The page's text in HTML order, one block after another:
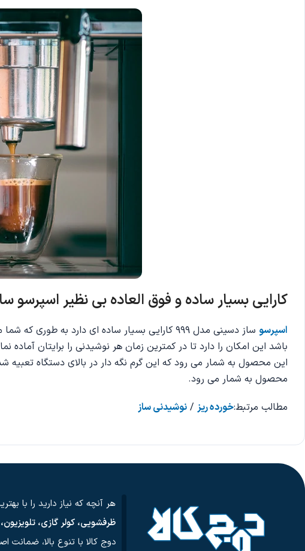
کارایی بسیار ساده و فوق العاده بی نظیر اسپرسو
اسپرسو
باشد این امکان را دارد تا در کمترین زمان هر نوشیدنی را برایتان آماده
این محصول به شمار می رود که این گرم نگه دار در بالای دستگاه
محصول به شمار می رود.
مطالب مرتبط:خورده ریز / نوشیدنی ساز
هر آنچه که نیاز دارید را با
ظرفشویی، کولر گازی، تلویزیون،
دوج کالا با تنوع بالا، ضمانت